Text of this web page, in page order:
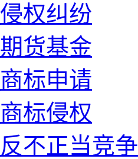
侵权纠纷
期货基金
商标申请
商标侵权
反不正当竞争